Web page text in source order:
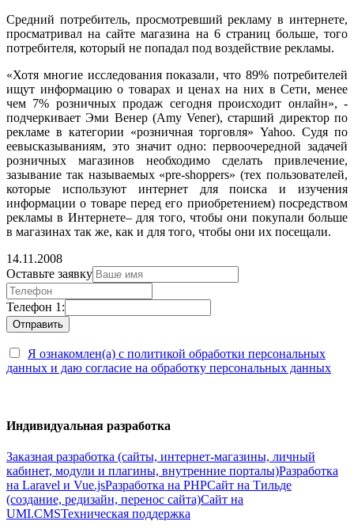
Средний потребитель, просмотревший рекламу в интернете,
просматривал на сайте магазина на 6 страниц больше, того
потребителя, который не попадал под воздействие рекламы.
«Хотя многие исследования показали, что 89% потребителей
ищут информацию о товарах и ценах на них в Сети, менее
чем 7% розничных продаж сегодня происходит онлайн», -
подчеркивает Эми Венер (Amy Vener), старший директор по
рекламе в категории «розничная торговля» Yahoo. Судя по
еевысказываниям, это значит одно: первоочередной задачей
розничных магазинов необходимо сделать привлечение,
зазывание так называемых «pre-shoppers» (тех пользователей,
которые используют интернет для поиска и изучения
информации о товаре перед его приобретением) посредством
рекламы в Интернете– для того, чтобы они покупали больше
в магазинах так же, как и для того, чтобы они их посещали.
14.11.2008
Оставьте заявку
Телефон 1:
Я ознакомлен(а) с политикой обработки персональных
данных и даю согласие на обработку персональных данных
Индивидуальная разработка
Заказная разработка (сайты, интернет-магазины, личный
кабинет, модули и плагины, внутренние порталы)Разработка
на Laravel и Vue.jsРазработка на PHPСайт на Тильде
(создание, редизайн, перенос сайта)Сайт на
UMI.CMSТехническая поддержка